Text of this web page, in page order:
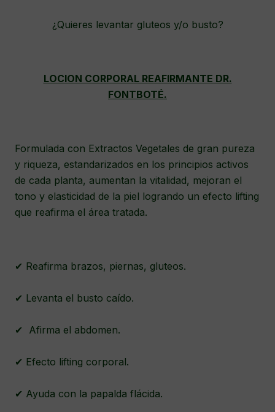
¿Quieres levantar gluteos y/o busto?
LOCION CORPORAL REAFIRMANTE DR.
FONTBOTÉ.
Formulada con Extractos Vegetales de gran pureza
y riqueza, estandarizados en los principios activos
de cada planta, aumentan la vitalidad, mejoran el
tono y elasticidad de la piel logrando un efecto lifting
que reafirma el área tratada.
✔ Reafirma brazos, piernas, gluteos.
✔ Levanta el busto caído.
✔ Afirma el abdomen.
✔ Efecto lifting corporal.
✔ Ayuda con la papalda flácida.